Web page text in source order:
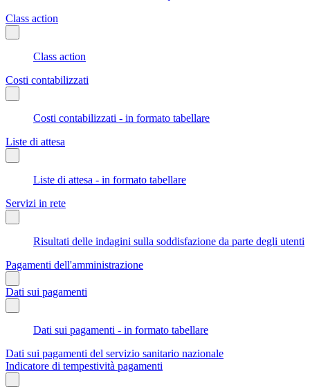
Class action
Class action
Costi contabilizzati
Costi contabilizzati - in formato tabellare
Liste di attesa
Liste di attesa - in formato tabellare
Servizi in rete
Risultati delle indagini sulla soddisfazione da parte degli utenti
Pagamenti dell'amministrazione
Dati sui pagamenti
Dati sui pagamenti - in formato tabellare
Dati sui pagamenti del servizio sanitario nazionale
Indicatore di tempestività pagamenti